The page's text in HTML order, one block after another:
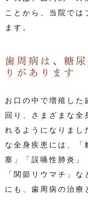
ことから、当院では
ます。
歯周病は、糖
りがあります
お口の中で増殖した
回り、さまざまな全
れるようになりまし
な全身疾患には、「
塞」「誤嚥性肺炎」
「関節リウマチ」
にも、歯周病の治療